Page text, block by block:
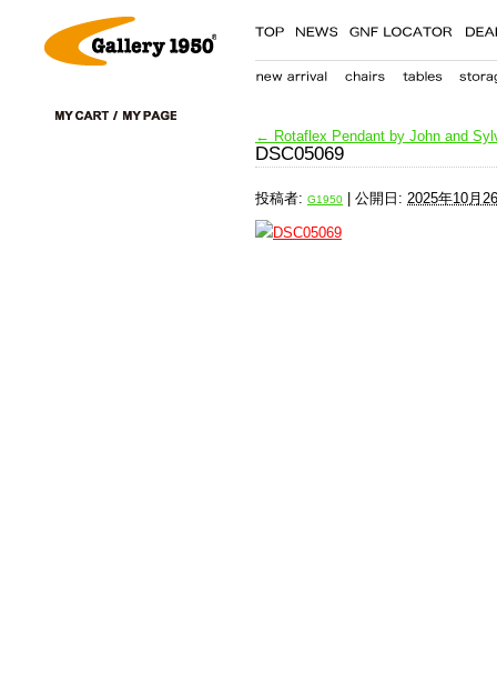
← Rotaflex Pendant by John and
DSC05069
投稿者: G1950 公開日: 2025年10月